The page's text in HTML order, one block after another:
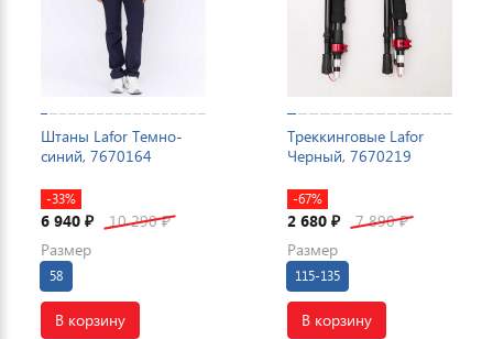
Штаны Lafor Темно-
синий, 7670164
-33%
6 940 ₽ 10 290₽
Размер
58
В корзину
Треккинговые Lafor
Черный, 7670219
-67%
2 680 ₽ 7 890₽
Размер
115-135
В корзину